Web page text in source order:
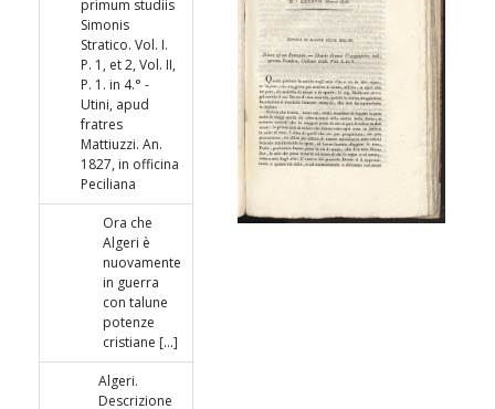
primum studiis
Simonis
Stratico. Vol. I.
P. 1, et 2, Vol. II,
P. 1. in 4.° -
Utini, apud
fratres
Mattiuzzi. An.
1827, in officina
Peciliana
Ora che
Algeri è
nuovamente
in guerra
con talune
potenze
cristiane [...]
Algeri.
Descrizione